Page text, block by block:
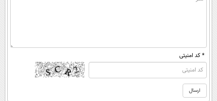
* کد امنیتی